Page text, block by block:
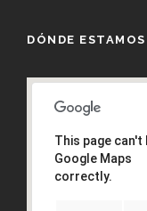
DÓNDE ESTAMOS
This page can't
Google Maps
correctly.